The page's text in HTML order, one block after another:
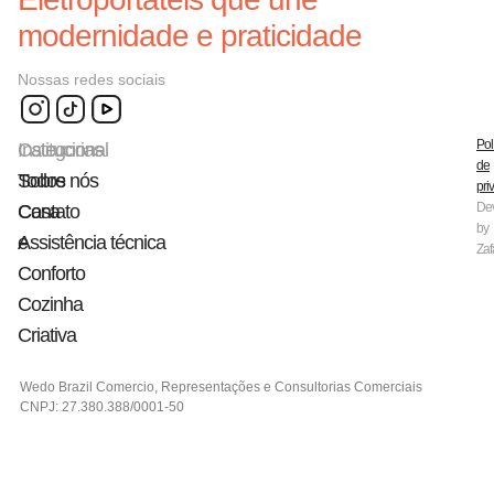
modernidade e praticidade
Nossas redes sociais
Categorias
Todos
Casa
e
Conforto
Cozinha
Criativa
Institucional
Sobre nós
Contato
Assistência técnica
de
by
Wedo Brazil Comercio, Representações e Consultorias Comerciais
CNPJ: 27.380.388/0001-50